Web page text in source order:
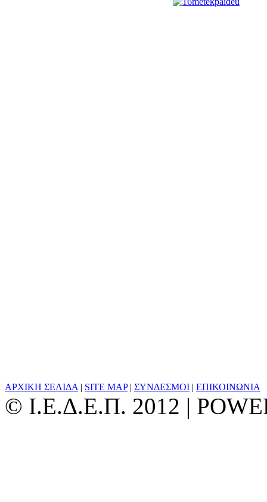
ΑΡΧΙΚΗ ΣΕΛΙΔΑ | SITE MAP| ΣΥΝΔΕΣΜΟΙ | ΕΠΙΚΟΙΝΩΝΙΑ
© Ι.Ε.Δ.Ε.Π. 2012 |